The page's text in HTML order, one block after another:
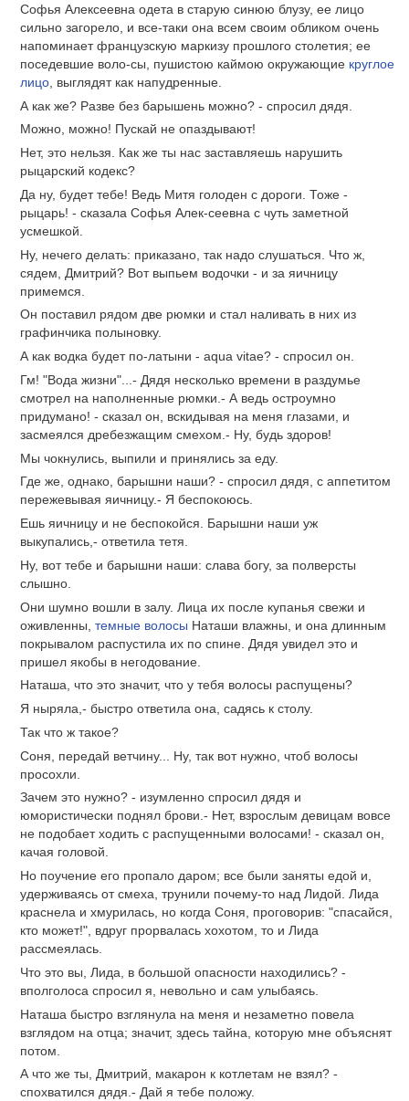
Софья Алексеевна одета в старую синюю блузу, ее лицо
сильно загорело, и все-таки она всем своим обликом очень
напоминает французскую маркизу прошлого столетия; ее
поседевшие воло-сы, пушистою каймою окружающие круглое
лицо , выглядят как напудренные.
А как же? Разве без барышень можно? - спросил дядя.
Можно, можно! Пускай не опаздывают!
Нет, это нельзя. Как же ты нас заставляешь нарушить
рыцарский кодекс?
Да ну, будет тебе! Ведь Митя голоден с дороги. Тоже -
рыцарь! - сказала Софья Алек-сеевна с чуть заметной
усмешкой.
Ну, нечего делать: приказано, так надо слушаться. Что ж,
сядем, Дмитрий? Вот выпьем водочки - и за яичницу
примемся.
Он поставил рядом две рюмки и стал наливать в них из
графинчика полыновку.
А как водка будет по-латыни - aqua vitae? - спросил он.
Гм! "Вода жизни"...- Дядя несколько времени в раздумье
смотрел на наполненные рюмки.- А ведь остроумно
придумано! - сказал он, вскидывая на меня глазами, и
засмеялся дребезжащим смехом.- Ну, будь здоров!
Мы чокнулись, выпили и принялись за еду.
Где же, однако, барышни наши? - спросил дядя, с аппетитом
пережевывая яичницу.- Я беспокоюсь.
Ешь яичницу и не беспокойся. Барышни наши уж
выкупались,- ответила тетя.
Ну, вот тебе и барышни наши: слава богу, за полверсты
слышно.
Они шумно вошли в залу. Лица их после купанья свежи и
оживленны, темные волосы Наташи влажны, и она длинным
покрывалом распустила их по спине. Дядя увидел это и
пришел якобы в негодование.
Наташа, что это значит, что у тебя волосы распущены?
Я ныряла,- быстро ответила она, садясь к столу.
Так что ж такое?
Соня, передай ветчину... Ну, так вот нужно, чтоб волосы
просохли.
Зачем это нужно? - изумленно спросил дядя и
юмористически поднял брови.- Нет, взрослым девицам вовсе
не подобает ходить с распущенными волосами! - сказал он,
качая головой.
Но поучение его пропало даром; все были заняты едой и,
удерживаясь от смеха, трунили почему-то над Лидой. Лида
краснела и хмурилась, но когда Соня, проговорив: "спасайся,
кто может!", вдруг прорвалась хохотом, то и Лида
рассмеялась.
Что это вы, Лида, в большой опасности находились? -
вполголоса спросил я, невольно и сам улыбаясь.
Наташа быстро взглянула на меня и незаметно повела
взглядом на отца; значит, здесь тайна, которую мне объяснят
потом.
А что же ты, Дмитрий, макарон к котлетам не взял? -
спохватился дядя.- Дай я тебе положу.